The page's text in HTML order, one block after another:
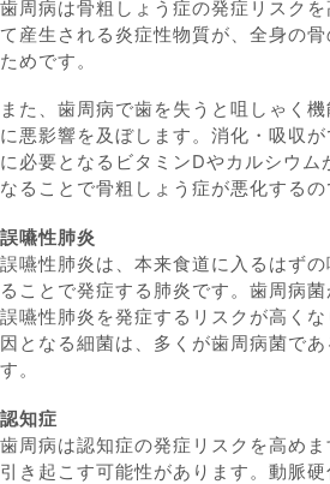
歯周病は骨粗しょう症の発症リスク
て産生される炎症性物質が、全身の
ためです。
また、歯周病で歯を失うと咀しゃく
に悪影響を及ぼします。消化・吸収
に必要となるビタミンDやカルシウム
なることで骨粗しょう症が悪化するの
誤嚥性肺炎
誤嚥性肺炎は、本来食道に入るはず
ることで発症する肺炎です。歯周病菌
誤嚥性肺炎を発症するリスクが高く
因となる細菌は、多くが歯周病菌で
す。
認知症
歯周病は認知症の発症リスクを高め
引き起こす可能性があります。動脈